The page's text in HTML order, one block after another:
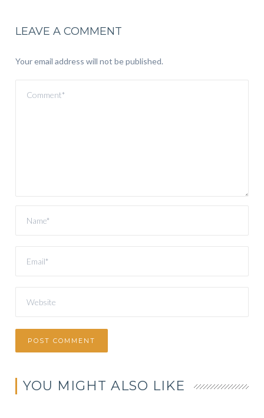
LEAVE A COMMENT
Your email address will not be published.
YOU MIGHT ALSO LIKE